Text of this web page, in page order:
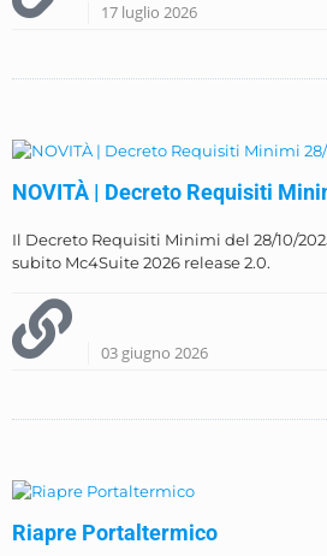
17 luglio 2026
NOVITÀ | Decreto Requisiti
Il Decreto Requisiti Minimi del 28/10/
subito Mc4Suite 2026 release 2.0.
03 giugno 2026
Riapre Portaltermico